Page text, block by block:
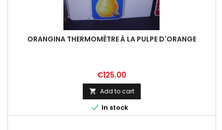
ORANGINA THERMOMÈTRE À LA PULPE D'ORANGE
Price
€125.00
 Add to cart
 In stock